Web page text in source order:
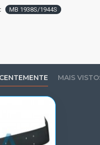
MB 1938S/1944S
MAIS